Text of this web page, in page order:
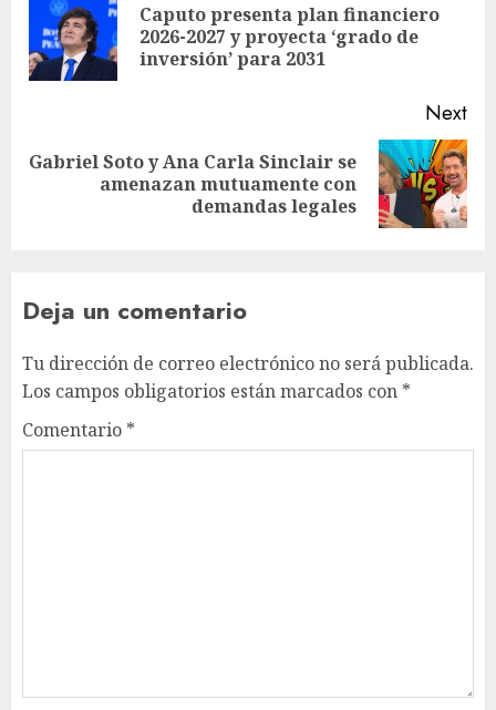
Caputo presenta plan financiero
2026-2027 y proyecta ‘grado de
inversión’ para 2031
Next
Gabriel Soto y Ana Carla Sinclair se
amenazan mutuamente con
demandas legales
Deja un comentario
Tu dirección de correo electrónico no será publicada.
Los campos obligatorios están marcados con *
Comentario *